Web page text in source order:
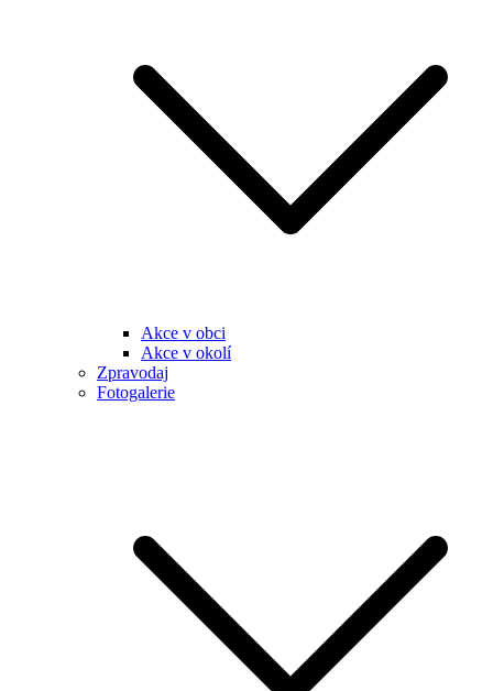
Akce v obci
Akce v okolí
Zpravodaj
Fotogalerie